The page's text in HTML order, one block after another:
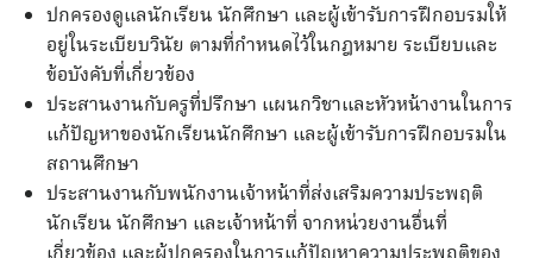
ปกครองดูแลนักเรียน นักศึกษา และผู้เข้ารับการฝึกอบรมให้
อยู่ในระเบียบวินัย ตามที่กำหนดไว้ในกฎหมาย ระเบียบและ
ข้อบังคับที่เกี่ยวข้อง
ประสานงานกับครูที่ปรึกษา แผนกวิชาและหัวหน้างานในการ
แก้ปัญหาของนักเรียนนักศึกษา และผู้เข้ารับการฝึกอบรมใน
สถานศึกษา
ประสานงานกับพนักงานเจ้าหน้าที่ส่งเสริมความประพฤติ
นักเรียน นักศึกษา และเจ้าหน้าที่ จากหน่วยงานอื่นที่